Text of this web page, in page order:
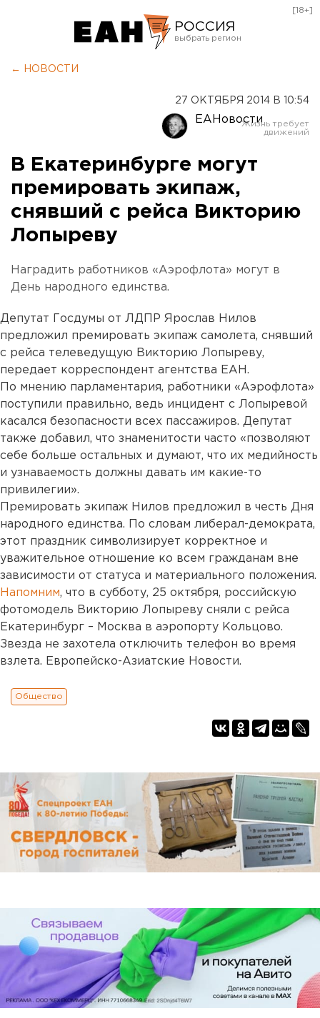
РОССИЯ
Оренбург
[18+]
← НОВОСТИ
27 ОКТЯБРЯ 2014 В 10:54
ЕАНовости
В Екатеринбурге могут
премировать экипаж,
снявший с рейса Викторию
Лопыреву
Наградить работников «Аэрофлота» могут в
День народного единства.
Депутат Госдумы от ЛДПР Ярослав Нилов
предложил премировать экипаж самолета, снявший
с рейса телеведущую Викторию Лопыреву,
передает корреспондент агентства ЕАН.
По мнению парламентария, работники «Аэрофлота»
поступили правильно, ведь инцидент с Лопыревой
касался безопасности всех пассажиров. Депутат
также добавил, что знаменитости часто «позволяют
себе больше остальных и думают, что их медийность
и узнаваемость должны давать им какие-то
привилегии».
Премировать экипаж Нилов предложил в честь Дня
народного единства. По словам либерал-демократа,
этот праздник символизирует корректное и
уважительное отношение ко всем гражданам вне
зависимости от статуса и материального положения.
Напомним, что в субботу, 25 октября, российскую
фотомодель Викторию Лопыреву сняли с рейса
Екатеринбург – Москва в аэропорту Кольцово.
Звезда не захотела отключить телефон во время
взлета. Европейско-Азиатские Новости.
Общество